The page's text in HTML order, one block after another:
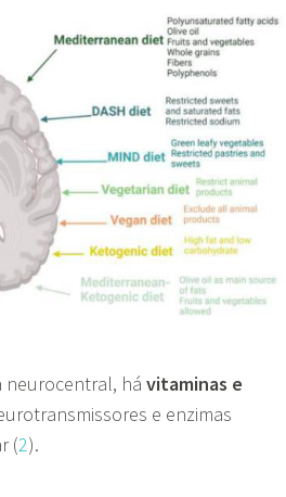
neurocentral, há vitaminas e
e enzimas
(2).